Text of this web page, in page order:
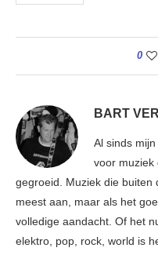
0
BART
Al sinds
voor muziek
gegroeid. Muziek die buiten
meest aan, maar als het
volledige aandacht. Of het
elektro, pop, rock, world is